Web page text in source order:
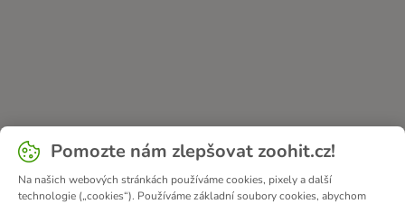
Pomozte nám zlepšovat zoohit.cz!
Na našich webových stránkách používáme cookies, pixely a další
technologie („cookies“). Používáme základní soubory cookies, abychom